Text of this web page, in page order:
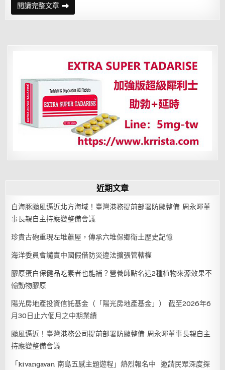
閱讀完整文章小
Ｓ
酒
話！
曾
發
誓
不
嫁
愛
喝
酒
的
近期文章
白海豚颱風逼近北方海域！臺灣港務提前部署防颱整備 周永暉董
事長親自主持應變整備會議
珍貴古砲重現左堆蕭屋，傳承六堆保鄉衛土歷史記憶
海洋委員會譴責中國假借防災違法擴張管轄權
膠原蛋白保健品吃素者也能補？營養師點名這2種植物來源效果不
輸動物膠原
陽光房地產投資信託基金（「陽光房地產基金」） 截至2026年6
月30日止六個月之中期業績
颱風逼近！臺灣港務公司提前部署防颱整備 周永暉董事長親自主
持應變整備會議
「kivangavan 南島五感主題遊程」熱烈報名中 邀請民眾深度探